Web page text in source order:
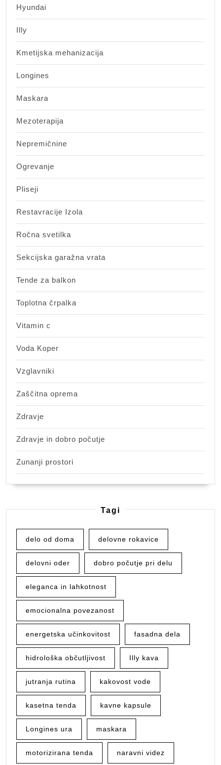
Hyundai
Illy
Kmetijska mehanizacija
Longines
Maskara
Mezoterapija
Nepremičnine
Ogrevanje
Pliseji
Restavracije Izola
Ročna svetilka
Sekcijska garažna vrata
Tende za balkon
Toplotna črpalka
Vitamin c
Voda Koper
Vzglavniki
Zaščitna oprema
Zdravje
Zdravje in dobro počutje
Zunanji prostori
Tagi
delo od doma delovne rokavice
delovni oder dobro počutje pri delu
eleganca in lahkotnost
emocionalna povezanost
energetska učinkovitost fasadna dela
hidrološka občutljivost Illy kava
jutranja rutina kakovost vode
kasetna tenda kavne kapsule
Longines ura maskara
motorizirana tenda naravni videz